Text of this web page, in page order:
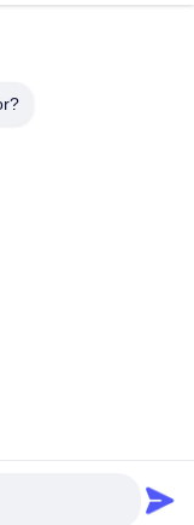
Rights Reserved.